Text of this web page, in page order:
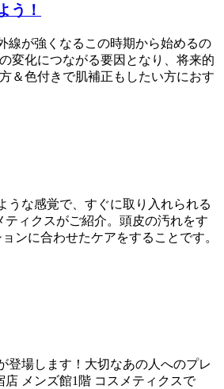
う！
線が強くなるこの時期から始めるの
変化につながる要因となり、将来的
＆色付きで肌補正もしたい方におす
うな感覚で、すぐに取り入れられる
ィクスがご紹介。頭皮の汚れをす
ンに合わせたケアをすることです。
登場します！大切なあの人へのプレ
メンズ館1階 コスメティクスで